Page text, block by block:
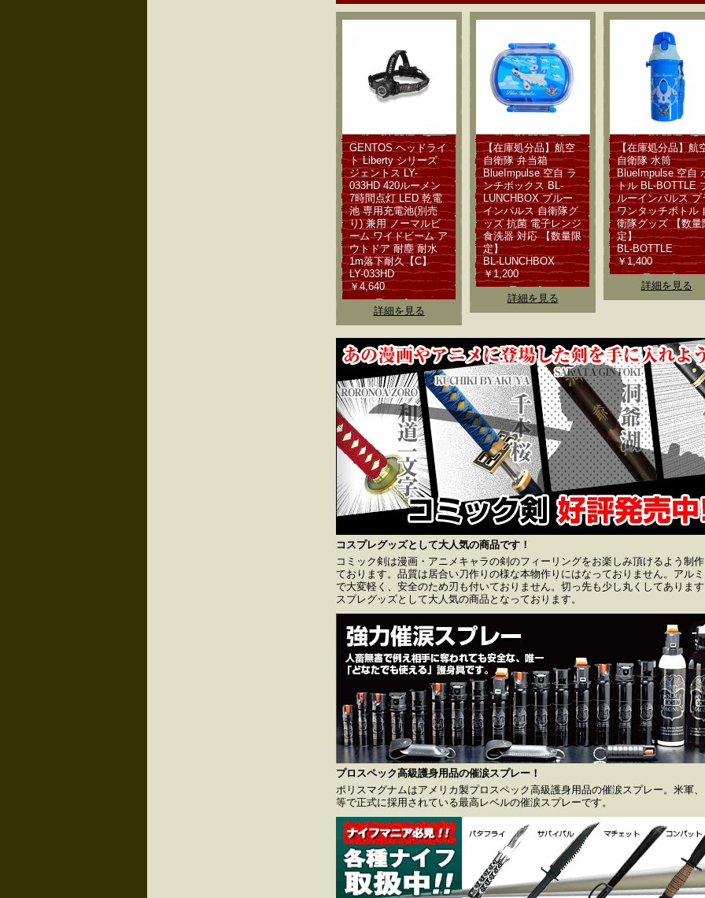
GENTOS ヘッドライ
ト Liberty シリーズ
ジェントス LY-
033HD 420ルーメン
7時間点灯 LED 乾電
池 専用充電池(別売
り) 兼用 ノーマルビ
ーム ワイドビーム ア
ウトドア 耐塵 耐水
1m落下耐久【C】
LY-033HD
￥4,640
詳細を見る
【在庫処分品】航空
自衛隊 弁当箱
BlueImpulse 空自 ラ
ンチボックス BL-
LUNCHBOX ブルー
インパルス 自衛隊グ
ッズ 抗菌 電子レンジ
食洗器 対応 【数量限
定】
BL-LUNCHBOX
￥1,200
詳細を見る
【在庫処分品】航
自衛隊 水筒
BlueImpulse 空自
トル BL-BOTTLE
ルーインパルス プ
ワンタッチボトル
衛隊グッズ 【数量
定】
BL-BOTTLE
￥1,400
詳細を見る
コスプレグッズとして大人気の商品です！
コミック剣は漫画・アニメキャラの剣のフィーリングをお楽しみ頂けるよう制
ております。品質は居合い刀作りの様な本物作りにはなっておりません。アル
で大変軽く、安全のため刃も付いておりません。切っ先も少し丸くしてありま
スプレグッズとして大人気の商品となっております。
プロスペック高級護身用品の催涙スプレー！
ポリスマグナムはアメリカ製プロスペック高級護身用品の催涙スプレー。米軍
等で正式に採用されている最高レベルの催涙スプレーです。